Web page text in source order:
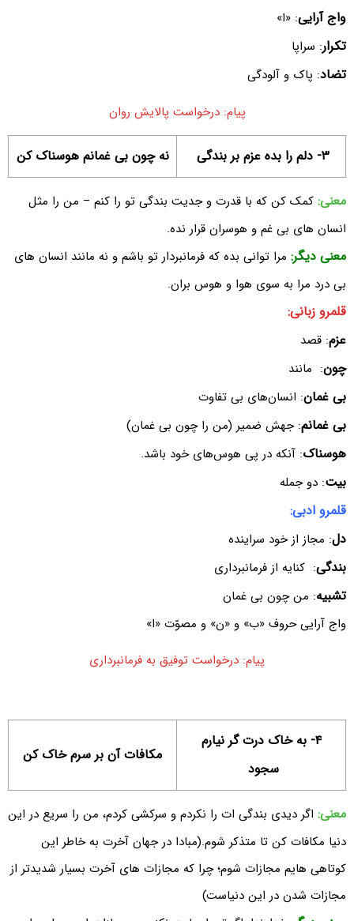
واج آرایی: «ا»
تکرار: سراپا
تضاد: پاک و آلودگی
پیام: درخواست پالایش روان
۳- دلم را بده عزم بر بندگی نه چون بی غمانم هوسناک کن
معنی: کمک کن که با قدرت و جدیت بندگی تو را کنم – من را مثل
انسان های بی غم و هوسران قرار نده.
معنی دیگر: مرا توانی بده که فرمانبردار تو باشم و نه مانند انسان های
بی درد مرا به سوی هوا و هوس بران.
قلمرو زبانی:
عزم: قصد
چون: ‌ مانند
بی غمان: انسان‌های بی تفاوت
بی غمانم: جهش ضمیر (من را چون بی غمان)
هوسناک: آنکه در پی هوس‌های خود باشد.
بیت: دو جمله
قلمرو ادبی:
دل: مجاز از خود سراینده
بندگی: ‌ کنایه از فرمانبرداری
تشبیه: من چون بی غمان
واج آرایی حروف «ب» و «ن» و مصوّت «ا»
پیام: درخواست توفیق به فرمانبرداری
۴- به خاک درت گر نیارم
سجود
مکافات آن بر سرم خاک کن
معنی: اگر دیدی بندگی ات را نکردم و سرکشی کردم، من را سریع در این
دنیا مکافات کن تا متذکر شوم.(مبادا در جهان آخرت به خاطر این
کوتاهی هایم مجازات شوم؛ چرا که مجازات های آخرت بسیار شدیدتر از
مجازات شدن در این دنیاست)